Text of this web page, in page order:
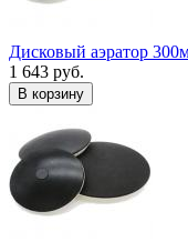
Дисковый аэратор
1 643 руб.
В корзину